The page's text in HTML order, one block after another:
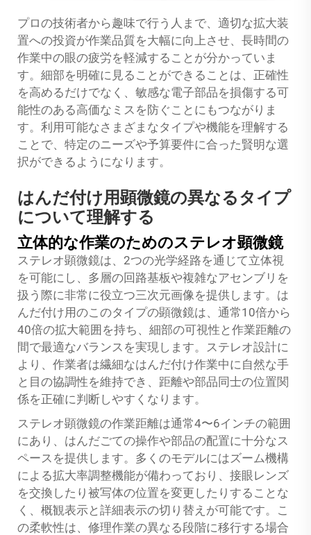
プロの技術者から趣味で行う人まで、適切な拡大装
置への投資が作業品質を大幅に向上させ、長時間の
作業中の眼の疲労を軽減することが分かっていま
す。細部を明確に見ることができることは、正確性
を高めるだけでなく、敏感な電子部品を損傷する可
能性のある高価なミスを防ぐことにもつながりま
す。利用可能なさまざまなタイプや機能を理解する
ことで、特定のニーズや予算要件に合った賢明な選
択ができるようになります。
はんだ付け用顕微鏡の異なるタイプ
について理解する
立体的な作業のためのステレオ顕微鏡
ステレオ顕微鏡は、2つの光学経路を通じて立体視
を可能にし、多層の回路基板や複雑なアセンブリを
扱う際に非常に役立つ三次元画像を提供します。は
んだ付け用のこのタイプの顕微鏡は、通常10倍から
40倍の拡大範囲を持ち、細部の可視性と作業距離の
間で最適なバランスを実現します。ステレオ設計に
より、作業者は繊細なはんだ付け作業中に自然な手
と目の協調性を維持でき、距離や部品同士の位置関
係を正確に判断しやすくなります。
ステレオ顕微鏡の作業距離は通常4〜6インチの範囲
にあり、はんだごての操作や部品の配置に十分なス
ペースを提供します。多くのモデルにはズーム機構
による拡大率調整機能が備わっており、接眼レンズ
を交換したり被写体の位置を変更したりすることな
く、概観表示と詳細表示の切り替えが可能です。こ
の柔軟性は、修理作業の異なる段階に移行する場合